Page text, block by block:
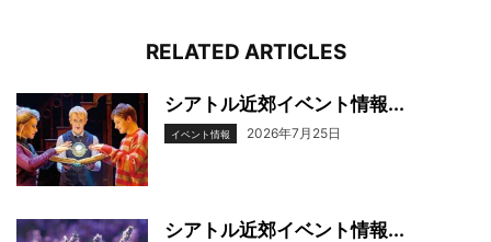
RELATED ARTICLES
シアトル近郊イベント情報...
イベント情報 2026年7月25日
シアトル近郊イベント情報...